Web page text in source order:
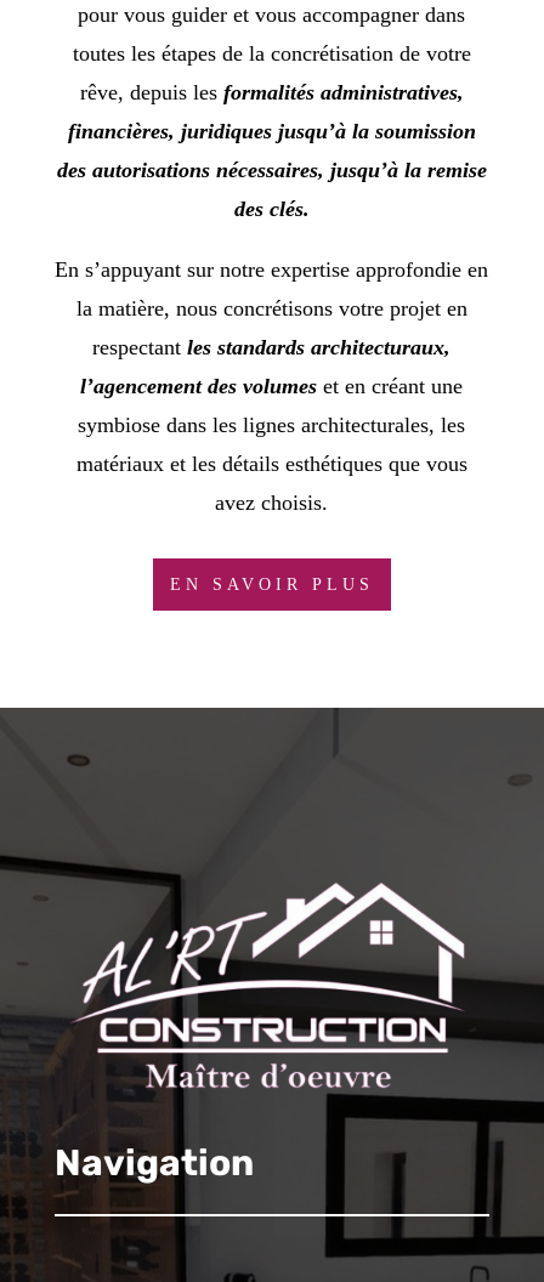
pour vous guider et vous accompagner dans
toutes les étapes de la concrétisation de votre
rêve, depuis les formalités administratives,
financières, juridiques jusqu’à la soumission
des autorisations nécessaires, jusqu’à la remise
des clés.
En s’appuyant sur notre expertise approfondie en
la matière, nous concrétisons votre projet en
respectantles standards architecturaux,
l’agencement des volumes et en créant une
symbiose dans les lignes architecturales, les
matériaux et les détails esthétiques que vous
avez choisis.
EN SAVOIR PLUS
Navigation